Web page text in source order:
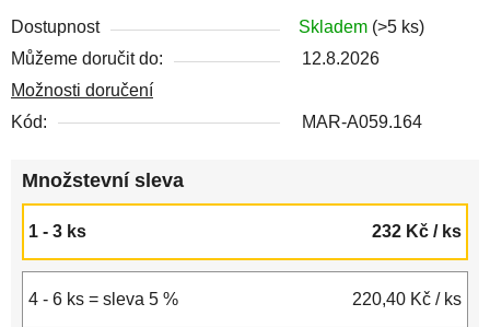
Dostupnost Skladem (>5 ks)
Můžeme doručit do:
12.8.2026
Možnosti doručení
Kód:
MAR-A059.164
Množstevní sleva
1 - 3 ks 232 Kč / ks
4 - 6 ks = sleva 5 % 220,40 Kč / ks